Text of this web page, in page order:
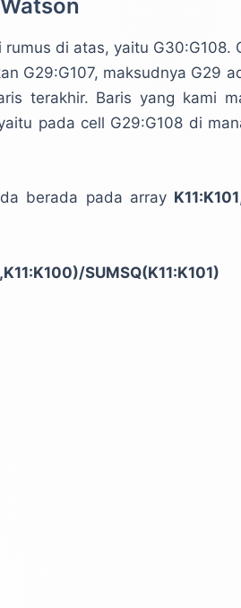
rumus di atas, yaitu
G29:G107, maksudnya G29
terakhir. Baris yang kami
pada cell G29:G108 di
berada pada array K11:K101
SUMSQ(K11:K101)